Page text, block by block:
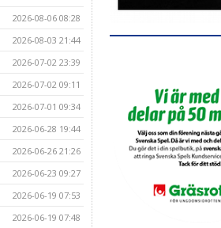
2026-08-06 08:28
2026-08-03 21:44
2026-07-02 23:39
2026-07-02 09:11
2026-07-01 09:34
2026-06-28 19:44
2026-06-26 21:26
2026-06-23 09:27
2026-06-19 07:53
2026-06-19 07:48